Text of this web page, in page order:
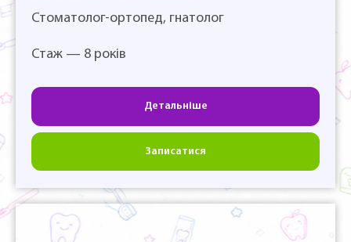
Стоматолог-ортопед, гнатолог
Стаж — 8 років
Детальніше
Записатися